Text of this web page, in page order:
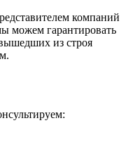
компаний
можем гарантировать
из строя